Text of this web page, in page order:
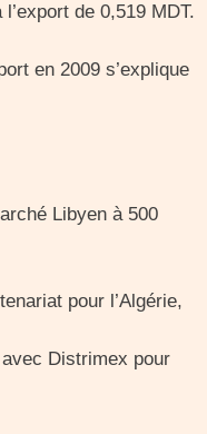
de 0,519 MDT.
en 2009 s’explique
Libyen à 500
pour l’Algérie,
Distrimex pour